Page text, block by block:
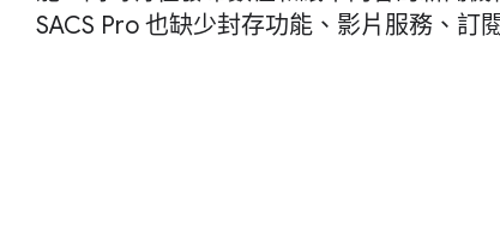
SACS Pro 也缺少封存功能、影片服務、訂